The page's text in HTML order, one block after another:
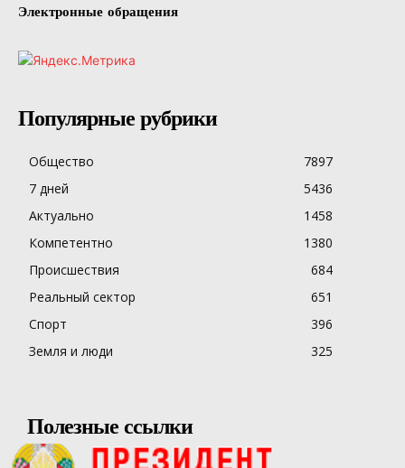
Электронные обращения
Популярные рубрики
Общество
7897
7 дней
5436
Актуально
1458
Компетентно
1380
Происшествия
684
Реальный сектор
651
Спорт
396
Земля и люди
325
Полезные ссылки